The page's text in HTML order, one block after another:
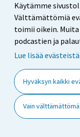
Käytämme
Välttämättömiä
toimii oikein.
podcastien ja
Lue lisää evästeistä.
Hyväksyn kaikki
Vain
Palaute
Käyttöehdot
Saavutettavuus
Tietoa sivustosta
Evästeasetukset